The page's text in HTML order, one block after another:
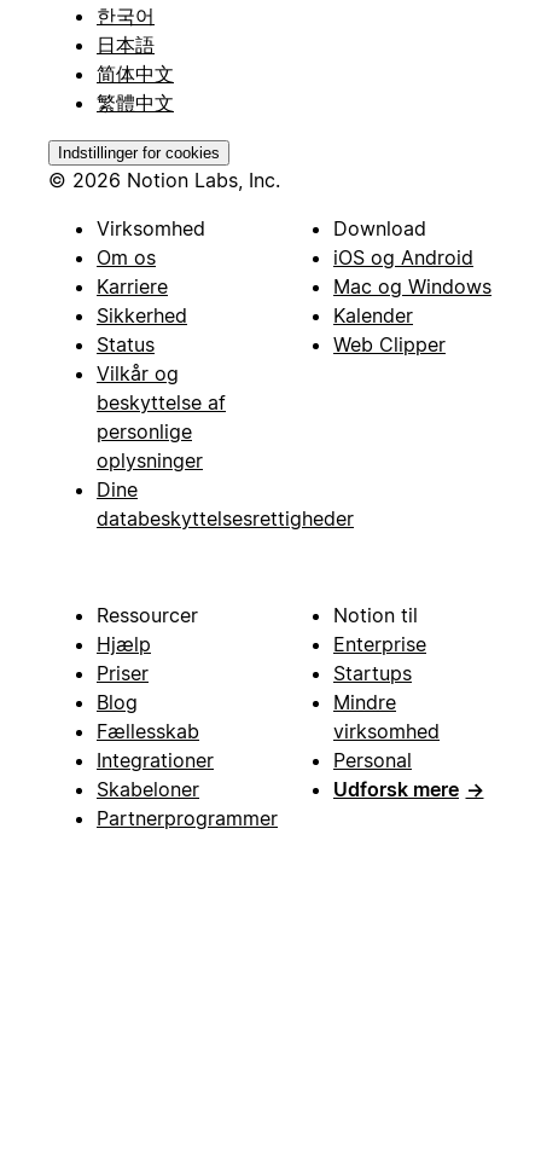
한국어
日本語
简体中文
繁體中文
Indstillinger for cookies
© 2026 Notion Labs, Inc.
Virksomhed
Om os
Karriere
Sikkerhed
Status
Vilkår og
beskyttelse af
personlige
oplysninger
Dine
databeskyttelsesrettigheder
Download
iOS og Android
Mac og Windows
Kalender
Web Clipper
Ressourcer
Hjælp
Priser
Blog
Fællesskab
Integrationer
Skabeloner
Partnerprogrammer
Notion til
Enterprise
Startups
Mindre
virksomhed
Personal
Udforsk mere →